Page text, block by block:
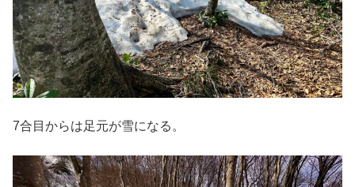
7合目からは足元が雪になる。